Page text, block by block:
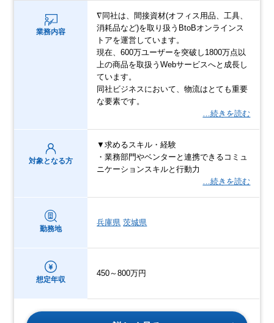
業務内容
∇同社は、間接資材(オフィス用品、工具、
消耗品など)を取り扱うBtoBオンラインス
トアを運営しています。
現在、600万ユーザーを突破し1800万点以
上の商品を取扱うWebサービスへと成長し
ています。
同社ビジネスにおいて、物流はとても重要
な要素です。
…続きを読む
対象となる方
▼求めるスキル・経験
・業務部門やベンターと連携できるコミュ
ニケーションスキルと行動力
…続きを読む
勤務地
兵庫県 茨城県
想定年収
450～800万円